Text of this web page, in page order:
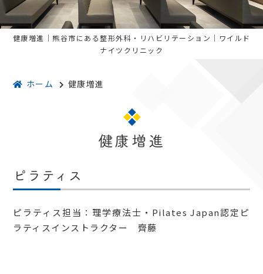
健康増進｜熊谷市にある整形外科・リハビリテーション｜ワイルド
ナイツクリニック
ホーム 健康増進
健康増進
ピラティス
ピラティス担当：理学療法士・Pilates Japan認定ピ
ラティスインストラクター 齊藤